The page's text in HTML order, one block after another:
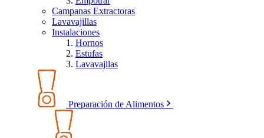
Campanas Extractoras
Lavavajillas
Instalaciones
Hornos
Estufas
Lavavajllas
Preparación de Alimentos